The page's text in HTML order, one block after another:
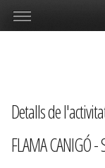
Detalls de
FLAMA CANIGÓ -